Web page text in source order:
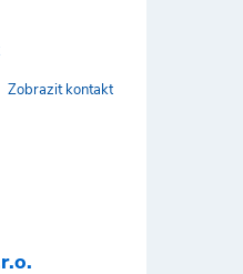
Zobrazit kontakt